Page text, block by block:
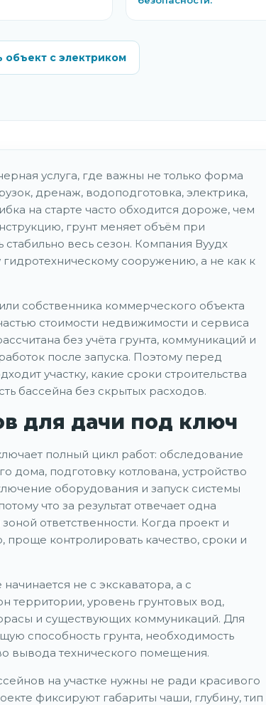
объект с электриком
услуга, где важны не только форма
дренаж, водоподготовка, электрика,
на старте часто обходится дороже, чем
грунт меняет объём при
весь сезон. Компания Вуудх
сооружению, а не как к
собственника коммерческого объекта
стоимости недвижимости и сервиса
без учёта грунта, коммуникаций и
после запуска. Поэтому перед
участку, какие сроки строительства
бассейна без скрытых расходов.
для дачи под ключ
полный цикл работ: обследование
дома, подготовку котлована, устройство
оборудования и запуск системы
что за результат отвечает одна
ответственности. Когда проект и
контролировать качество, сроки и
не с экскаватора, а с
территории, уровень грунтовых вод,
и существующих коммуникаций. Для
способность грунта, необходимость
вывода технического помещения.
на участке нужны не ради красивого
фиксируют габариты чаши, глубину, тип